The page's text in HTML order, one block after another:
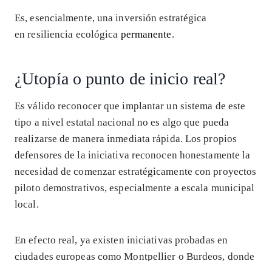
Es, esencialmente, una inversión estratégica
en resiliencia ecológica permanente.
¿Utopía o punto de inicio real?
Es válido reconocer que implantar un sistema de este
tipo a nivel estatal nacional no es algo que pueda
realizarse de manera inmediata rápida. Los propios
defensores de la iniciativa reconocen honestamente la
necesidad de comenzar estratégicamente con proyectos
piloto demostrativos, especialmente a escala municipal
local.
En efecto real, ya existen iniciativas probadas en
ciudades europeas como Montpellier o Burdeos, donde